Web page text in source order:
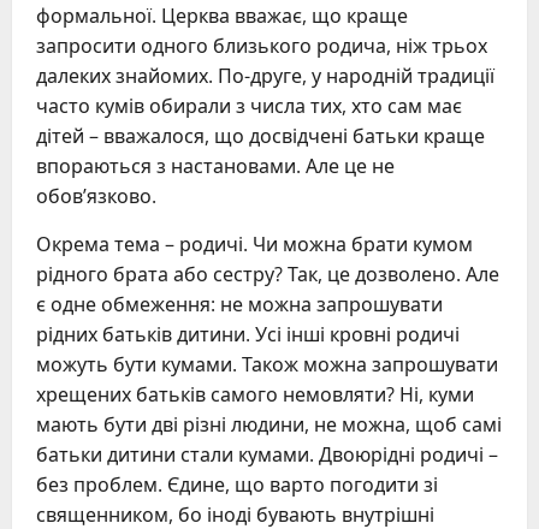
формальної. Церква вважає, що краще
запросити одного близького родича, ніж трьох
далеких знайомих. По-друге, у народній традиції
часто кумів обирали з числа тих, хто сам має
дітей – вважалося, що досвідчені батьки краще
впораються з настановами. Але це не
обов’язково.
Окрема тема – родичі. Чи можна брати кумом
рідного брата або сестру? Так, це дозволено. Але
є одне обмеження: не можна запрошувати
рідних батьків дитини. Усі інші кровні родичі
можуть бути кумами. Також можна запрошувати
хрещених батьків самого немовляти? Ні, куми
мають бути дві різні людини, не можна, щоб самі
батьки дитини стали кумами. Двоюрідні родичі –
без проблем. Єдине, що варто погодити зі
священником, бо іноді бувають внутрішні